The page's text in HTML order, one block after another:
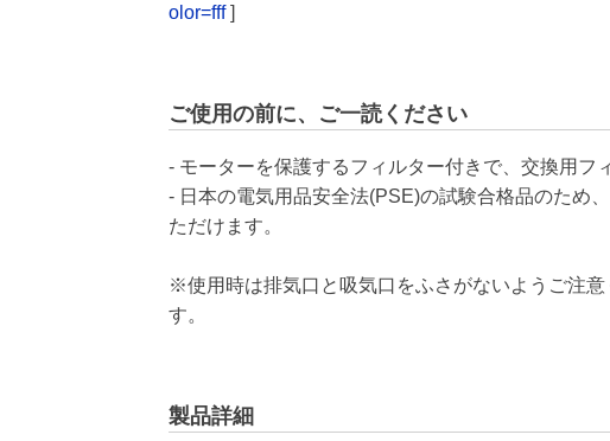
olor=fff]
ご使用の前に、ご一読ください
- モーターを保護するフィルター付きで、交換用フ
- 日本の電気用品安全法(PSE)の試験合格品のため
ただけます。
※使用時は排気口と吸気口をふさがないようご注
す。
製品詳細